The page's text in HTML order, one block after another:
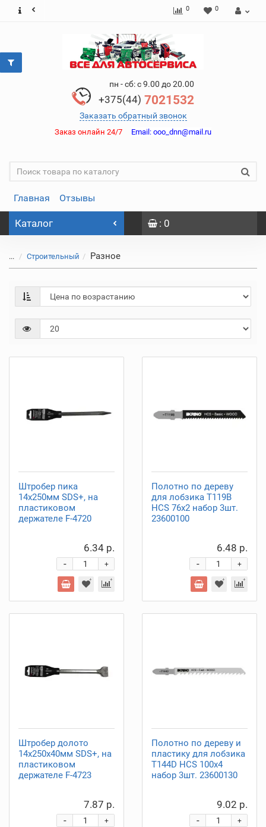
0 0
пн - сб: с 9.00 до 20.00
+375(44) 7021532
Заказать обратный звонок
Заказ онлайн 24/7 Email: ooo_dnn@mail.ru
Главная Отзывы
Каталог : 0
... Строительный Разное
Штробер пика
14х250мм SDS+, на
пластиковом
держателе F-4720
6.34 р.
+
-
Полотно по дереву
для лобзика T119B
HCS 76х2 набор 3шт.
23600100
6.48 р.
+
-
Штробер долото
14х250х40мм SDS+, на
пластиковом
держателе F-4723
7.87 р.
+
-
Полотно по дереву и
пластику для лобзика
T144D HCS 100х4
набор 3шт. 23600130
9.02 р.
+
-